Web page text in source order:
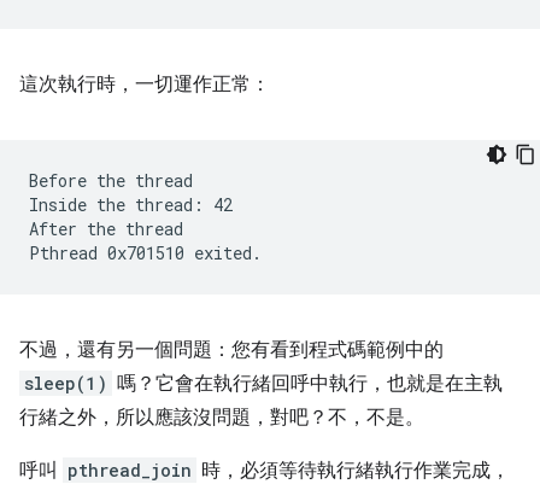
這次執行時，一切運作正常：
Before the thread
Inside the thread: 42
After the thread
不過，還有另一個問題：您有看到程式碼範例中的
sleep(1) 嗎？它會在執行緒回呼中執行，也就是在主執
行緒之外，所以應該沒問題，對吧？不，不是。
呼叫 pthread_join 時，必須等待執行緒執行作業完成，